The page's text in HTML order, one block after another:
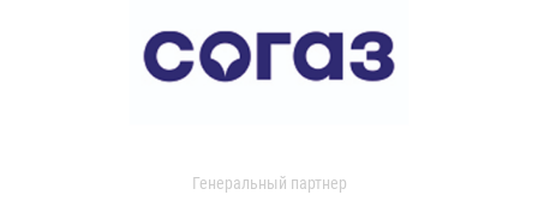
Генеральный партнер